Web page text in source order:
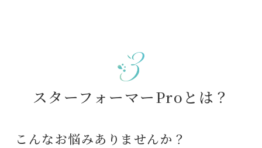
スターフォーマーProとは？
こんなお悩みありませんか？